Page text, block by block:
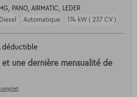
PANO, AIRMATIC, LEDER
Diesel Automatique 174 kW ( 237 CV )
déductible
et une dernière mensualité de